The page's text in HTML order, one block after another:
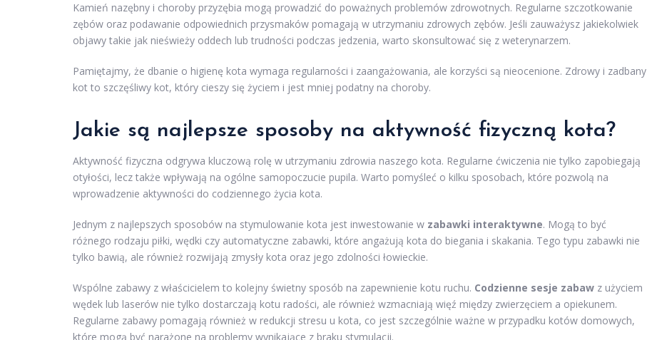
Kamień nazębny i choroby przyzębia mogą prowadzić do poważnych problemów zdrowotnych. Regularne szczotkowanie
zębów oraz podawanie odpowiednich przysmaków pomagają w utrzymaniu zdrowych zębów. Jeśli zauważysz jakiekolwiek
objawy takie jak nieświeży oddech lub trudności podczas jedzenia, warto skonsultować się z weterynarzem.
Pamiętajmy, że dbanie o higienę kota wymaga regularności i zaangażowania, ale korzyści są nieocenione. Zdrowy i zadbany
kot to szczęśliwy kot, który cieszy się życiem i jest mniej podatny na choroby.
Jakie są najlepsze sposoby na aktywność fizyczną kota?
Aktywność fizyczna odgrywa kluczową rolę w utrzymaniu zdrowia naszego kota. Regularne ćwiczenia nie tylko zapobiegają
otyłości, lecz także wpływają na ogólne samopoczucie pupila. Warto pomyśleć o kilku sposobach, które pozwolą na
wprowadzenie aktywności do codziennego życia kota.
Jednym z najlepszych sposobów na stymulowanie kota jest inwestowanie w zabawki interaktywne. Mogą to być
różnego rodzaju piłki, wędki czy automatyczne zabawki, które angażują kota do biegania i skakania. Tego typu zabawki nie
tylko bawią, ale również rozwijają zmysły kota oraz jego zdolności łowieckie.
Wspólne zabawy z właścicielem to kolejny świetny sposób na zapewnienie kotu ruchu. Codzienne sesje zabaw z użyciem
wędek lub laserów nie tylko dostarczają kotu radości, ale również wzmacniają więź między zwierzęciem a opiekunem.
Regularne zabawy pomagają również w redukcji stresu u kota, co jest szczególnie ważne w przypadku kotów domowych,
które mogą być narażone na problemy wynikające z braku stymulacji.